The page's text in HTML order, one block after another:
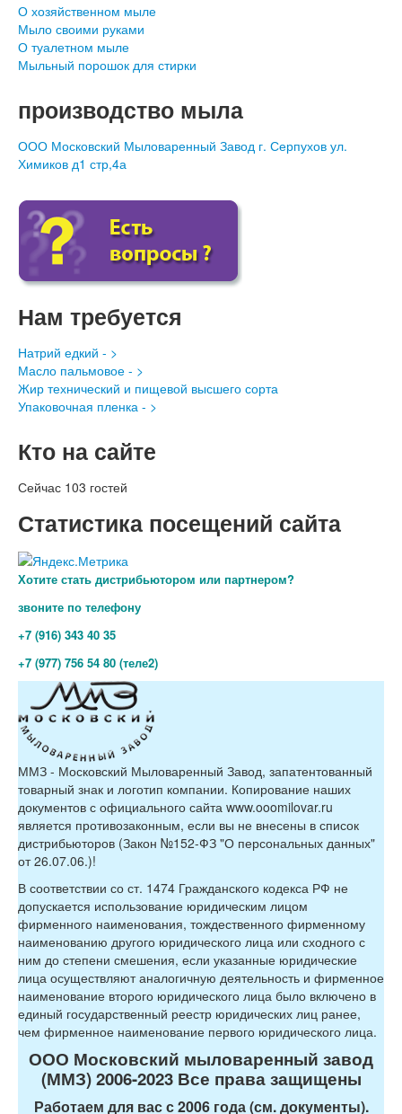
О хозяйственном мыле
Мыло своими руками
О туалетном мыле
Мыльный порошок для стирки
производство мыла
ООО Московский Мыловаренный Завод г. Серпухов ул.
Химиков д1 стр,4а
Нам требуется
Натрий едкий - >
Масло пальмовое - >
Жир технический и пищевой высшего сорта
Упаковочная пленка - >
Кто на сайте
Сейчас 103 гостей
Статистика посещений сайта
Хотите стать дистрибьютором или партнером?
звоните по телефону
+7 (916) 343 40 35
+7 (977) 756 54 80 (теле2)
ММЗ - Московский Мыловаренный Завод, запатентованный
товарный знак и логотип компании. Копирование наших
документов с официального сайта www.ooomilovar.ru
является противозаконным, если вы не внесены в список
дистрибьюторов (Закон №152-ФЗ "О персональных данных"
от 26.07.06.)!
В соответствии со ст. 1474 Гражданского кодекса РФ не
допускается использование юридическим лицом
фирменного наименования, тождественного фирменному
наименованию другого юридического лица или сходного с
ним до степени смешения, если указанные юридические
лица осуществляют аналогичную деятельность и фирменное
наименование второго юридического лица было включено в
единый государственный реестр юридических лиц ранее,
чем фирменное наименование первого юридического лица.
ООО Московский мыловаренный завод
(ММЗ) 2006-2023 Все права защищены
Работаем для вас с 2006 года (см. документы).